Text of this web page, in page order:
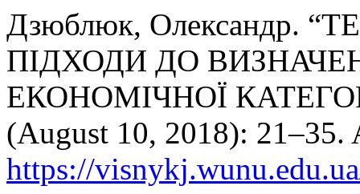
Дзюблюк, Олександр.
ПІДХОДИ ДО
ЕКОНОМІЧНОЇ
(August 10, 2018): 21–35.
https://